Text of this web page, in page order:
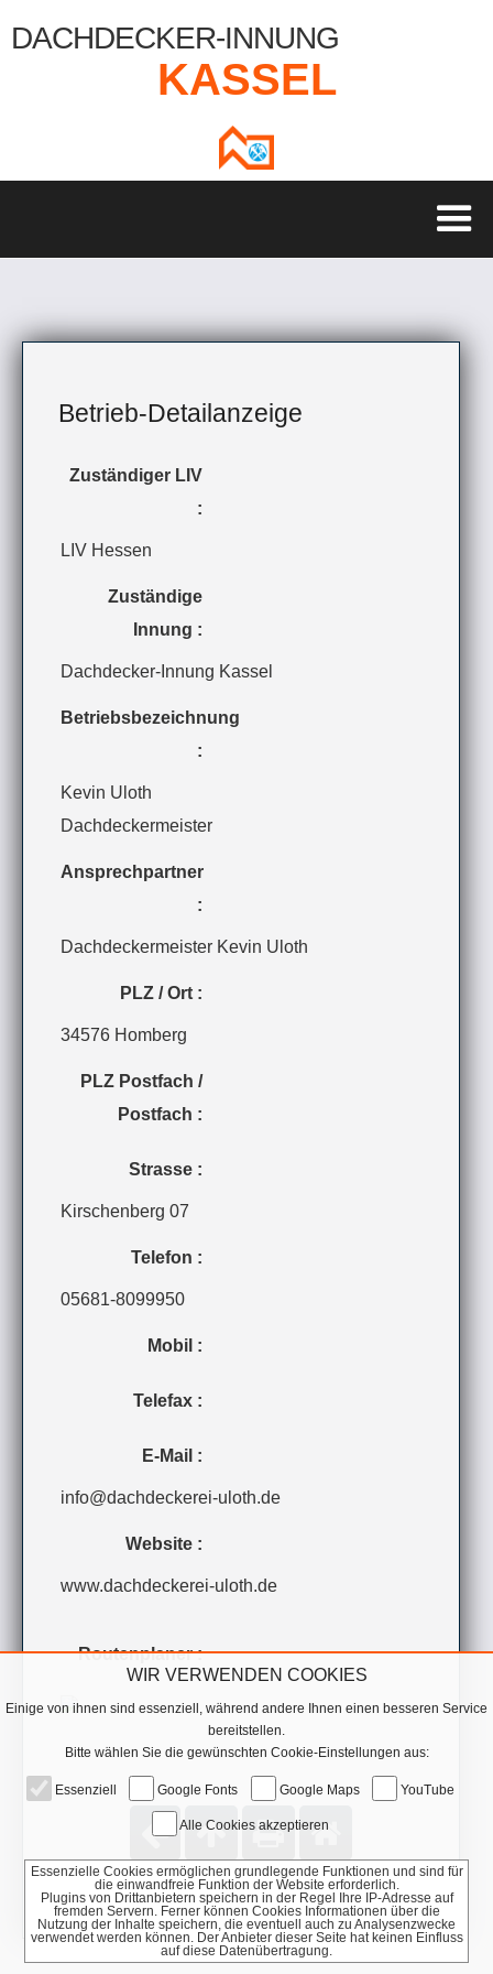
WIR VERWENDEN COOKIES
Einige von ihnen sind essenziell, während andere Ihnen einen besseren Service
bereitstellen.
Bitte wählen Sie die gewünschten Cookie-Einstellungen aus:
Essenziell Google Fonts Google Maps YouTube
Alle Cookies akzeptieren
Essenzielle Cookies ermöglichen grundlegende Funktionen und sind für
die einwandfreie Funktion der Website erforderlich.
Plugins von Drittanbietern speichern in der Regel Ihre IP-Adresse auf
fremden Servern. Ferner können Cookies Informationen über die
Nutzung der Inhalte speichern, die eventuell auch zu Analysenzwecke
verwendet werden können. Der Anbieter dieser Seite hat keinen Einfluss
auf diese Datenübertragung.
DACHDECKER-INNUNG
KASSEL
Betrieb-Detailanzeige
Zuständiger LIV
:
LIV Hessen
Zuständige
Innung :
Dachdecker-Innung Kassel
Betriebsbezeichnung
:
Kevin Uloth
Dachdeckermeister
Ansprechpartner
:
Dachdeckermeister Kevin Uloth
PLZ / Ort :
34576 Homberg
PLZ Postfach /
Postfach :
Strasse :
Kirschenberg 07
Telefon :
05681-8099950
Mobil :
Telefax :
E-Mail :
info@dachdeckerei-uloth.de
Website :
www.dachdeckerei-uloth.de
Routenplaner :